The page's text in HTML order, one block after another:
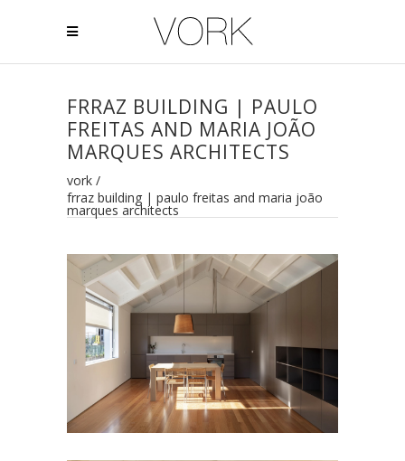
FRRAZ BUILDING | PAULO
FREITAS AND MARIA JOÃO
MARQUES ARCHITECTS
vork /
frraz building | paulo freitas and maria joão
marques architects